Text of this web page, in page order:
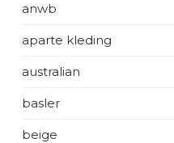
anwb
aparte kleding
australian
basler
beige